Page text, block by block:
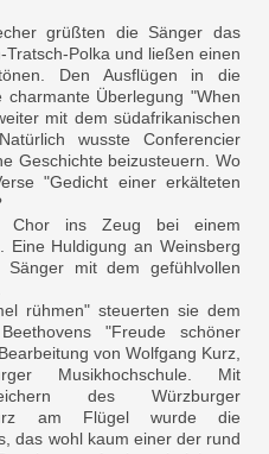
grüßten die Sänger das
Polka und ließen einen
Den Ausflügen in die
Überlegung "When
mit dem südafrikanischen
wusste Conferencier
Geschichte beizusteuern. Wo
"Gedicht einer erkälteten
Chor ins Zeug bei einem
Eine Huldigung an Weinsberg
mit dem gefühlvollen
rühmen" steuerten sie dem
"Freude schöner
von Wolfgang Kurz,
Musikhochschule. Mit
des Würzburger
am Flügel wurde die
das wohl kaum einer der rund